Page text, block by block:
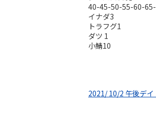
40-45-50-55-60-
イナダ3
トラフグ1
ダツ 1
小鯖10
2021/ 10/2 午後デ